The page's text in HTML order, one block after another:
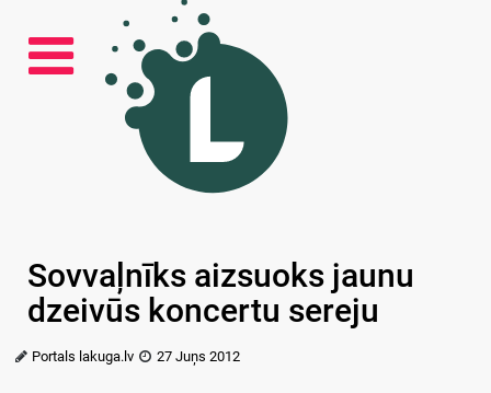
Sovvaļnīks aizsuoks jaunu
dzeivūs koncertu sereju
Portals lakuga.lv 27 Juņs 2012